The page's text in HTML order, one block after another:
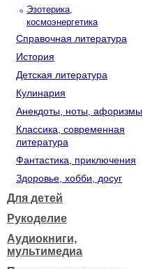
Эзотерика,
космоэнергетика
Справочная литература
История
Детская литература
Кулинария
Анекдоты, ноты, афоризмы
Классика, современная
литература
Фантастика, приключения
Здоровье, хобби, досуг
Для детей
Рукоделие
Аудиокниги,
мультимедиа